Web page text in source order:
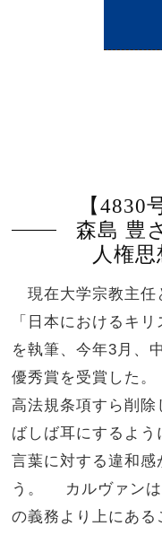
【
森島 豊
人権
現在大学宗教主任
「日本におけるキ
を執筆、今年3月、
優秀賞を受賞した
高法規条項すら削
ばしば耳にするよ
言葉に対する違和
う。 カルヴァンは
の義務より上にあ